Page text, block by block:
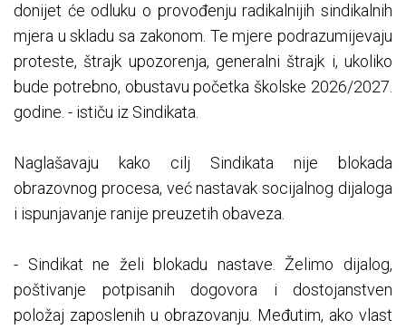
donijet će odluku o provođenju radikalnijih sindikalnih
mjera u skladu sa zakonom. Te mjere podrazumijevaju
proteste, štrajk upozorenja, generalni štrajk i, ukoliko
bude potrebno, obustavu početka školske 2026/2027.
godine. - ističu iz Sindikata.
Naglašavaju kako cilj Sindikata nije blokada
obrazovnog procesa, već nastavak socijalnog dijaloga
i ispunjavanje ranije preuzetih obaveza.
- Sindikat ne želi blokadu nastave. Želimo dijalog,
poštivanje potpisanih dogovora i dostojanstven
položaj zaposlenih u obrazovanju. Međutim, ako vlast